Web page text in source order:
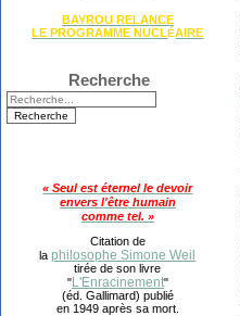
BAYROU RELANCE
LE PROGRAMME NUCLÉAIRE
Recherche
« Seul est éternel le devoir
envers l'être humain
comme tel. »
Citation de
laphilosophe Simone Weil
tirée de son livre
"L'Enracinement"
(éd. Gallimard) publié
en 1949 après sa mort.